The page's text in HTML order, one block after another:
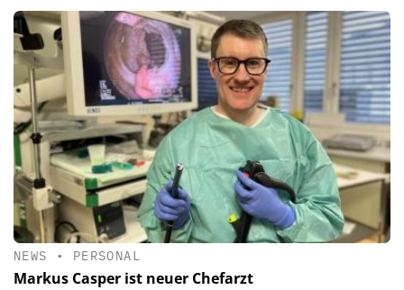
NEWS • PERSONAL
Markus Casper ist neuer Chefarzt